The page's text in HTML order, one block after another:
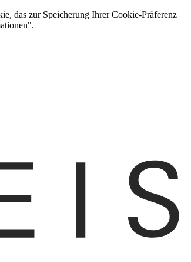
das zur Speicherung Ihrer Cookie-Präferenz